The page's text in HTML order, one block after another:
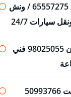
ونش ابو حليفة رقم / 65557275 / ونش
24/7
رقم فني تكييف كيفان 98025055 فني
شركة نقل اثاث الكويت 50993766